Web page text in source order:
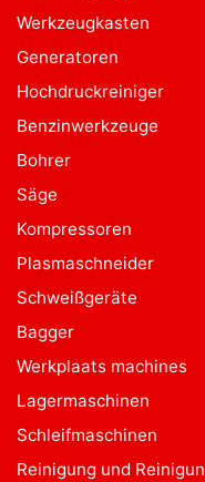
Werkzeugkasten
Generatoren
Hochdruckreiniger
Benzinwerkzeuge
Bohrer
Säge
Kompressoren
Plasmaschneider
Schweißgeräte
Bagger
Werkplaats machines
Lagermaschinen
Schleifmaschinen
Reinigung und